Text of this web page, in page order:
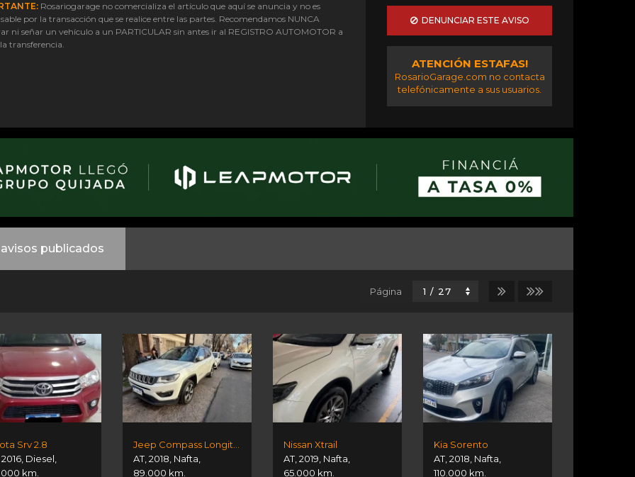
Rosariogarage no comercializa el artículo que aquí se anuncia y no es
por la transacción que se realice entre las partes. Recomendamos NUNCA
ni señar un vehículo a un PARTICULAR sin antes ir al REGISTRO AUTOMOTOR a
transferencia.
DENUNCIAR ESTE AVISO
ATENCIÓN ESTAFAS!
RosarioGarage.com no contacta
telefónicamente a sus usuarios.
publicados
Página
Srv 2.8
2016, Diesel,
km.
Jeep Compass Longitude Plus
AT,2018, Nafta,
89.000 km.
Nissan Xtrail
AT,2019, Nafta,
65.000 km.
Kia Sorento
AT,2018, Nafta,
110.000 km.